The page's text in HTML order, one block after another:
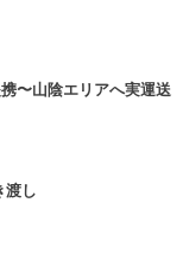
〜山陰エリアへ実運送
渡し